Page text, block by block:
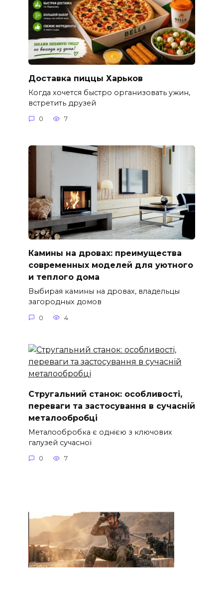
Доставка пиццы Харьков
Когда хочется быстро организовать ужин,
встретить друзей
0 7
Камины на дровах: преимущества
современных моделей для уютного
и теплого дома
Выбирая камины на дровах, владельцы
загородных домов
0 4
Стругальний станок: особливості,
переваги та застосування в сучасній
металообробці
Металообробка є однією з ключових
галузей сучасної
0 7